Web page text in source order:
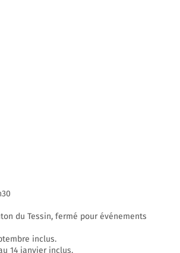
du Tessin, fermé pour événements
inclus.
14 janvier inclus.